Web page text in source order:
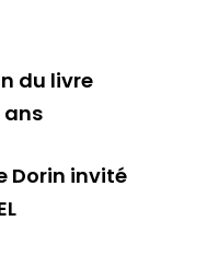
du livre
ans
Dorin invité